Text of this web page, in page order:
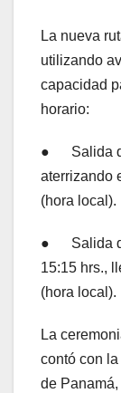
La nueva
utilizando
capacidad
horario:
● Salida
aterrizando
(hora local).
● Salida
15:15 hrs.,
(hora local).
La
contó con
de